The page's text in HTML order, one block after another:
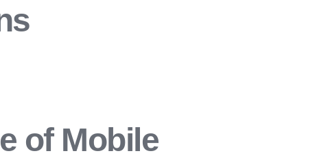
of Mobile